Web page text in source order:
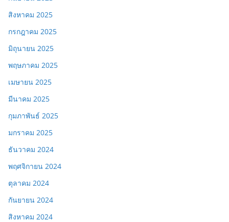
สิงหาคม 2025
กรกฎาคม 2025
มิถุนายน 2025
พฤษภาคม 2025
เมษายน 2025
มีนาคม 2025
กุมภาพันธ์ 2025
มกราคม 2025
ธันวาคม 2024
พฤศจิกายน 2024
ตุลาคม 2024
กันยายน 2024
สิงหาคม 2024